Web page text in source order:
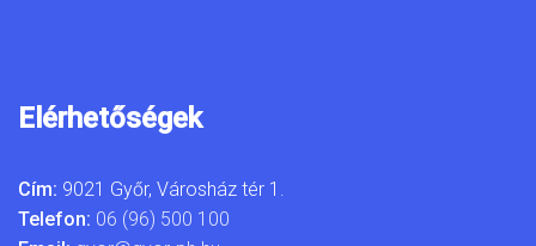
Elérhetőségek
Cím: 9021 Győr, Városház tér 1.
Telefon: 06 (96) 500 100